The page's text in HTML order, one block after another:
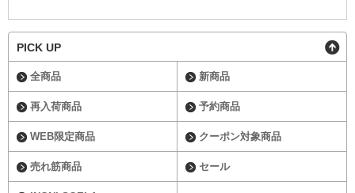
PICK UP
全商品 新商品
再入荷商品 予約商品
WEB限定商品 クーポン対象商品
売れ筋商品 セール